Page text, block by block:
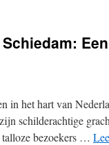
in het hart van
schilderachtige
talloze bezoekers …